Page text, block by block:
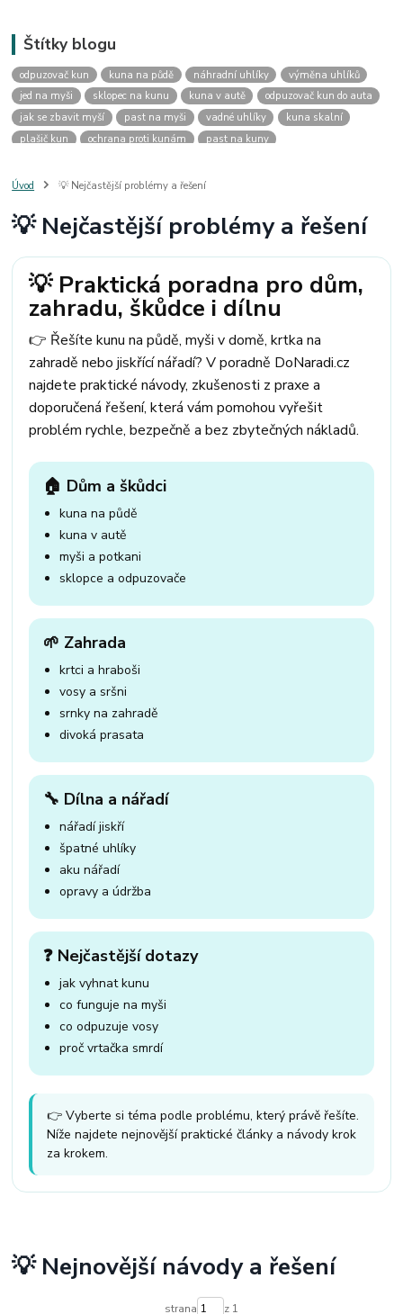
Štítky blogu
odpuzovač kun kuna na půdě náhradní uhlíky
výměna uhlíků
jed na myši
sklopec na kunu kuna v autě
odpuzovač kun do auta
jak se zbavit myší
past na myši vadné uhlíky
kuna skalní
plašič kun
ochrana proti kunám
past na kuny
past na kunu
myši v domě odpuzovač myší
štěnice
štěnice v hotelu jak se zbavit kuny
kuna ve střeše
mravenci a mšice
uhlíky do nářadí
uhlíky do nařadí
uhlíky do vysavače
uhlíky do pračky uhlíky do
uhlíky parkside
uhlíky ferm uhlíky makita
uhlíkové kartáče
kde sehnat uhlíky
kde koupit uhlíky
Úvod 💡 Nejčastější problémy a řešení
💡 Nejčastější problémy a řešení
💡 Praktická poradna pro dům,
zahradu, škůdce i dílnu
👉 Řešíte kunu na půdě, myši v domě, krtka na
zahradě nebo jiskřící nářadí? V poradně DoNaradi.cz
najdete praktické návody, zkušenosti z praxe a
doporučená řešení, která vám pomohou vyřešit
problém rychle, bezpečně a bez zbytečných nákladů.
🏠 Dům a škůdci
kuna na půdě
kuna v autě
myši a potkani
sklopce a odpuzovače
🌱 Zahrada
krtci a hraboši
vosy a sršni
srnky na zahradě
divoká prasata
🔧 Dílna a nářadí
nářadí jiskří
špatné uhlíky
aku nářadí
opravy a údržba
❓ Nejčastější dotazy
jak vyhnat kunu
co funguje na myši
co odpuzuje vosy
proč vrtačka smrdí
👉 Vyberte si téma podle problému, který právě řešíte.
Níže najdete nejnovější praktické články a návody krok
za krokem.
💡 Nejnovější návody a řešení
strana z 1